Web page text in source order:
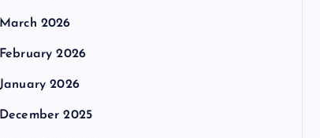
March 2026
February 2026
January 2026
December 2025